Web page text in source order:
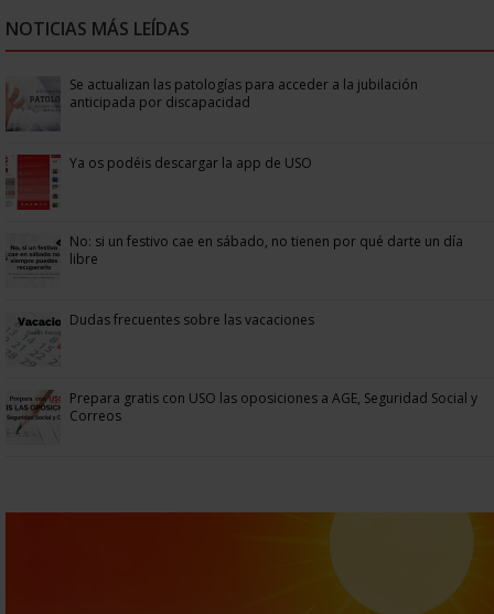
NOTICIAS MÁS LEÍDAS
Se actualizan las patologías para acceder a la jubilación
anticipada por discapacidad
Ya os podéis descargar la app de USO
No: si un festivo cae en sábado, no tienen por qué darte un día
libre
Dudas frecuentes sobre las vacaciones
Prepara gratis con USO las oposiciones a AGE, Seguridad Social y
Correos